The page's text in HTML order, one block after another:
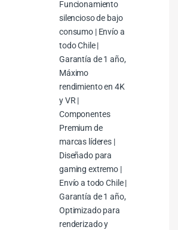
Funcionamiento
silencioso de bajo
consumo | Envío a
todo Chile |
Garantía de 1 año,
Máximo
rendimiento en 4K
y VR |
Componentes
Premium de
marcas líderes |
Diseñado para
gaming extremo |
Envío a todo Chile |
Garantía de 1 año,
Optimizado para
renderizado y